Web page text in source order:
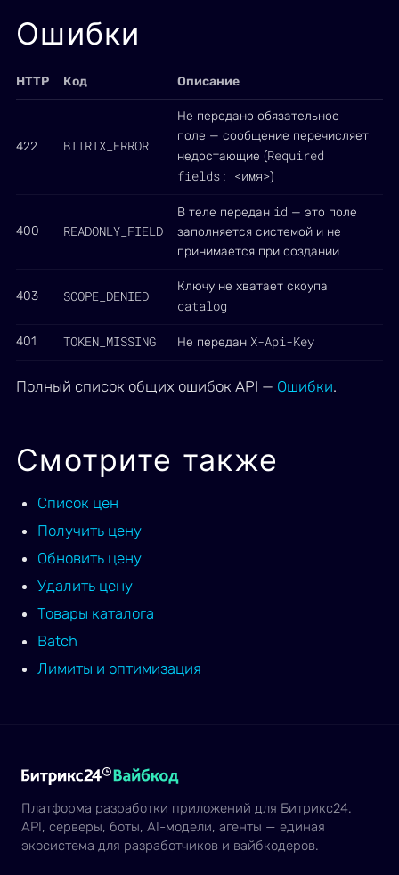
Ошибки
HTTP Код Описание
422 BITRIX_ERROR
Не передано обязательное
поле — сообщение перечисляет
недостающие (Required
fields: <имя>)
400 READONLY_FIELD
В теле передан id — это поле
заполняется системой и не
принимается при создании
403 SCOPE_DENIED
Ключу не хватает скоупа
catalog
401 TOKEN_MISSING Не передан X-Api-Key
Полный список общих ошибок API — Ошибки.
Смотрите также
Список цен
Получить цену
Обновить цену
Удалить цену
Товары каталога
Batch
Лимиты и оптимизация
Платформа разработки приложений для Битрикс24.
API, серверы, боты, AI-модели, агенты — единая
экосистема для разработчиков и вайбкодеров.